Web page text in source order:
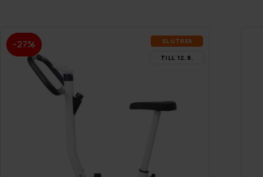
-27% SLUT­REA
TILL 12.8.